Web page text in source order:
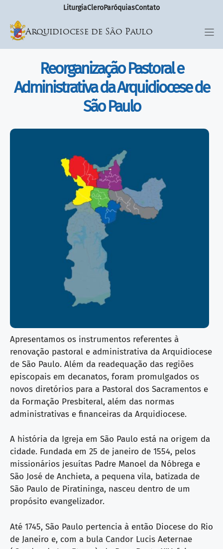
LiturgiaCleroParóquiasContato
Arquidiocese de São Paulo
Reorganização Pastoral e
Administrativa da Arquidiocese de
São Paulo
Apresentamos os instrumentos referentes à
renovação pastoral e administrativa da Arquidiocese
de São Paulo. Além da readequação das regiões
episcopais em decanatos, foram promulgados os
novos diretórios para a Pastoral dos Sacramentos e
da Formação Presbiteral, além das normas
administrativas e financeiras da Arquidiocese.
A história da Igreja em São Paulo está na origem da
cidade. Fundada em 25 de janeiro de 1554, pelos
missionários jesuítas Padre Manoel da Nóbrega e
São José de Anchieta, a pequena vila, batizada de
São Paulo de Piratininga, nasceu dentro de um
propósito evangelizador.
Até 1745, São Paulo pertencia à então Diocese do Rio
de Janeiro e, com a bula Candor Lucis Aeternae